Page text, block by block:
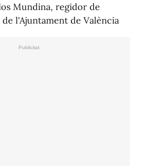
Mundina, regidor de
l'Ajuntament de València